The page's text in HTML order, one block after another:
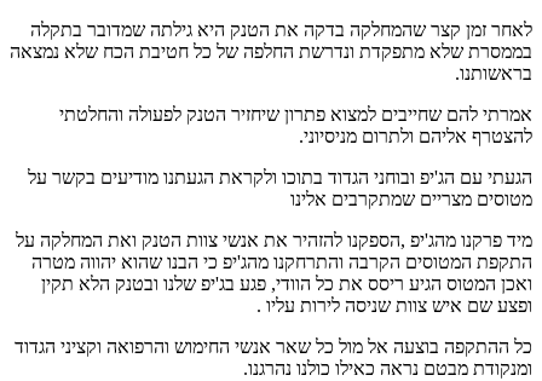
לאחר זמן קצר שהמחלקה בדקה את הטנק היא גילתה שמדובר בתקלה
בממסרת שלא מתפקדת ונדרשת החלפה של כל חטיבת הכח שלא נמצאה
בראשותנו.
אמרתי להם שחייבים למצוא פתרון שיחזיר הטנק לפעולה והחלטתי
להצטרף אליהם ולתרום מניסיוני.
הגעתי עם הג'יפ ובוחני הגדוד בתוכו ולקראת הגעתנו מודיעים בקשר על
מטוסים מצריים שמתקרבים אלינו
מיד פרקנו מהג'יפ ,הספקנו להזהיר את אנשי צוות הטנק ואת המחלקה על
התקפת המטוסים הקרבה והתרחקנו מהג'יפ כי הבנו שהוא יהווה מטרה
ואכן המטוס הגיע ריסס את כל הוודי, פגע בג'יפ שלנו ובטנק הלא תקין
ופצע שם איש צוות שניסה לירות עליו .
כל ההתקפה בוצעה אל מול כל שאר אנשי החימוש והרפואה וקציני הגדוד
ומנקודת מבטם נראה כאילו כולנו נהרגנו.